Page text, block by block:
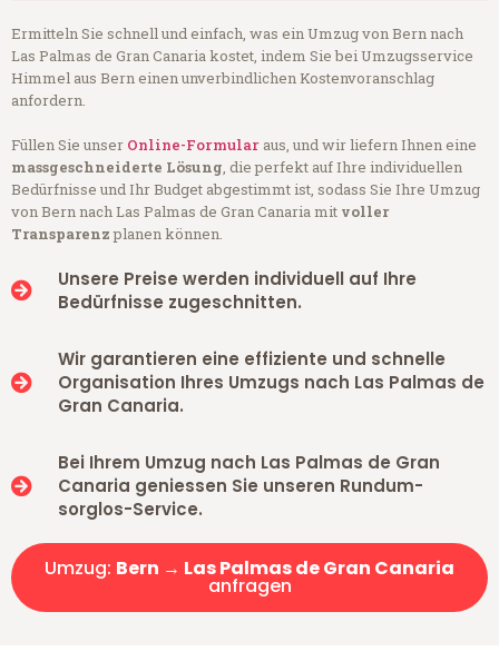
Ermitteln Sie schnell und einfach, was ein Umzug von Bern nach
Las Palmas de Gran Canaria kostet, indem Sie bei Umzugsservice
Himmel aus Bern einen unverbindlichen Kostenvoranschlag
anfordern.
Füllen Sie unser Online-Formular aus, und wir liefern Ihnen eine
massgeschneiderte Lösung, die perfekt auf Ihre individuellen
Bedürfnisse und Ihr Budget abgestimmt ist, sodass Sie Ihre Umzug
von Bern nach Las Palmas de Gran Canaria mit voller
Transparenzplanen können.
Unsere Preise werden individuell auf Ihre
Bedürfnisse zugeschnitten.
Wir garantieren eine effiziente und schnelle
Organisation Ihres Umzugs nach Las Palmas de
Gran Canaria.
Bei Ihrem Umzug nach Las Palmas de Gran
Canaria geniessen Sie unseren Rundum-
sorglos-Service.
Umzug: Bern → Las Palmas de Gran Canaria
anfragen